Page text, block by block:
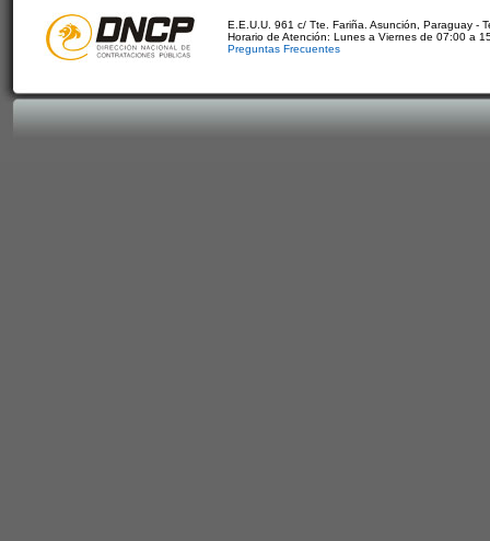
E.E.U.U. 961 c/ Tte. Fariña. Asunción, Paraguay -
Horario de Atención: Lunes a Viernes de 07:00 a
Preguntas Frecuentes